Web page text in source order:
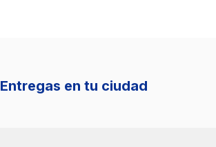
Entregas en tu ciudad